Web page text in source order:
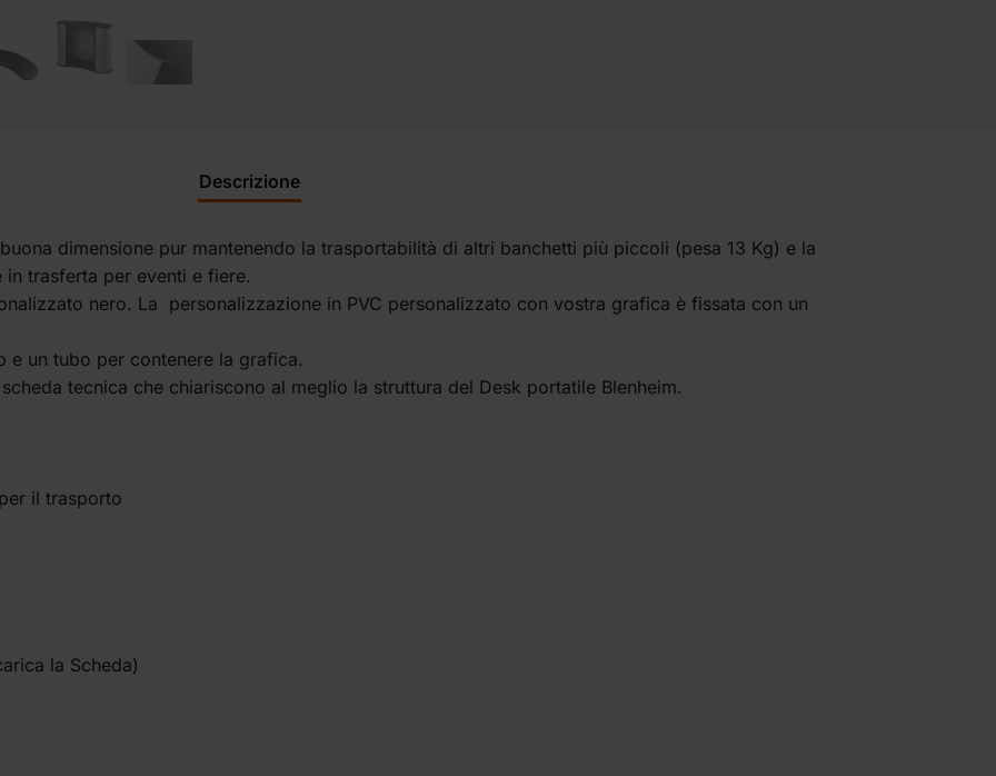
Descrizione
dimensione pur mantenendo la trasportabilità di altri banchetti più piccoli (pesa 13 Kg) e la
trasferta per eventi e fiere.
nero. La personalizzazione in PVC personalizzato con vostra grafica è fissata con un
e un tubo per contenere la grafica.
tecnica che chiariscono al meglio la struttura del Desk portatile Blenheim.
il trasporto
la Scheda)